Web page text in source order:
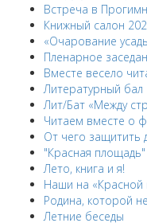
Встреча в
Книжный салон
«Очарование
Пленарное
Вместе весело
Литературный бал
Лит/Бат «Между
Читаем вместе о
От чего защитить
"Красная
Лето, книга и я!
Наши на «Красной
Родина, которой
Летние беседы